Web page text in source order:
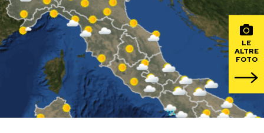
Sport
Mondiali calcio 2026
PODCAST
NEWSLETTER
LE
ALTRE
FOTO